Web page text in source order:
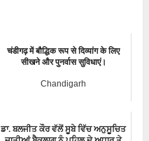
चंडीगढ़ में बौद्धिक रूप से दिव्यांग के लिए
सीखने और पुनर्वास सुविधाएं।
Chandigarh
ਡਾ. ਬਲਜੀਤ ਕੌਰ ਵੱਲੋਂ ਸੂਬੇ ਵਿੱਚ ਅਨੁਸੂਚਿਤ